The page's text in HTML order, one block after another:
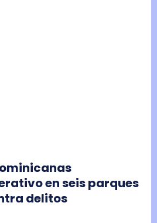
en seis parques
delitos